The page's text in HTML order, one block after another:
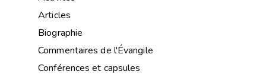
Articles
Biographie
Commentaires de l'Évangile
Conférences et capsules